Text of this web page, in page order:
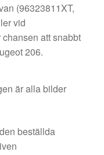
(96323811XT,
vid
att snabbt
206.
är alla bilder
beställda